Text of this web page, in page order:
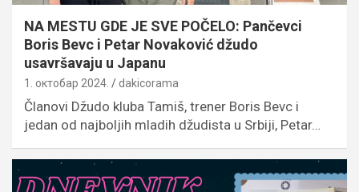
NA MESTU GDE JE SVE POČELO: Pančevci
Boris Bevc i Petar Novaković džudo
usavršavaju u Japanu
1. октобар 2024. dakicorama
Članovi Džudo kluba Tamiš, trener Boris Bevc i
jedan od najboljih mladih džudista u Srbiji, Petar…